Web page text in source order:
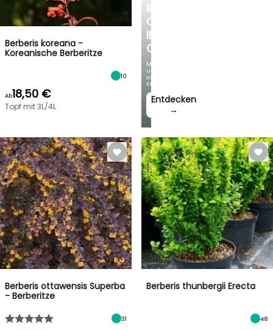
KÜHLE
OASE
IM
GARTEN
Mit
unseren
schönsten
Kletterpflanzen!
Entdecken
→
Berberis koreana -
Koreanische Berberitze
10
Ab18,50 €
Topf mit 3L/4L
Berberis ottawensis Superba
- Berberitze
31
Berberis thunbergii Erecta
48